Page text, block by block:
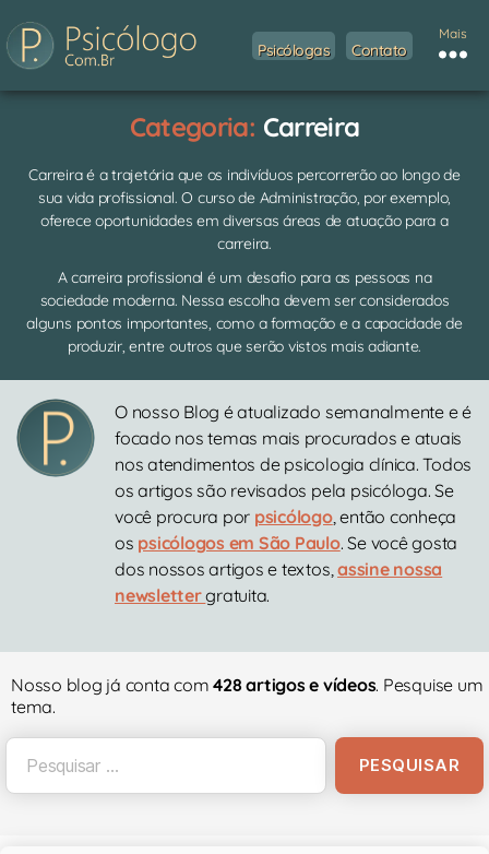
Psicólogas Contato
Mais
Categoria: Carreira
Carreira é a trajetória que os indivíduos percorrerão ao longo de
sua vida profissional. O curso de Administração, por exemplo,
oferece oportunidades em diversas áreas de atuação para a
carreira.
A carreira profissional é um desafio para as pessoas na
sociedade moderna. Nessa escolha devem ser considerados
alguns pontos importantes, como a formação e a capacidade de
produzir, entre outros que serão vistos mais adiante.
O nosso Blog é atualizado semanalmente e é
focado nos temas mais procurados e atuais
nos atendimentos de psicologia clínica. Todos
os artigos são revisados pela psicóloga. Se
você procura por psicólogo, então conheça
os psicólogos em São Paulo. Se você gosta
dos nossos artigos e textos,assine nossa
newslettergratuita.
Nosso blog já conta com428 artigos e vídeos. Pesquise um
tema.